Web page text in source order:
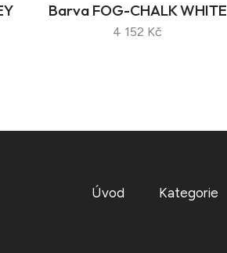
Barva FOG-CHALK WHITE
4 152 Kč
Úvod Kategorie